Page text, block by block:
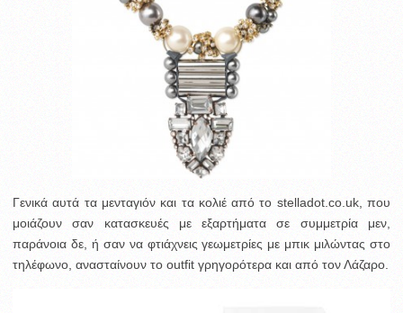
Γενικά αυτά τα μενταγιόν και τα κολιέ από το stelladot.co.uk, που
μοιάζουν σαν κατασκευές με εξαρτήματα σε συμμετρία μεν,
παράνοια δε, ή σαν να φτιάχνεις γεωμετρίες με μπικ μιλώντας στο
τηλέφωνο, ανασταίνουν το outfit γρηγορότερα και από τον Λάζαρο.